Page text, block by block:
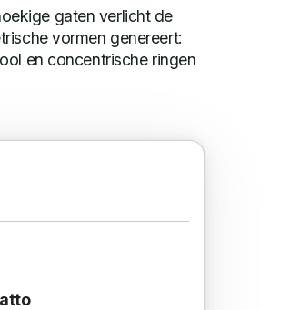
gaten verlicht de
vormen genereert:
en concentrische ringen